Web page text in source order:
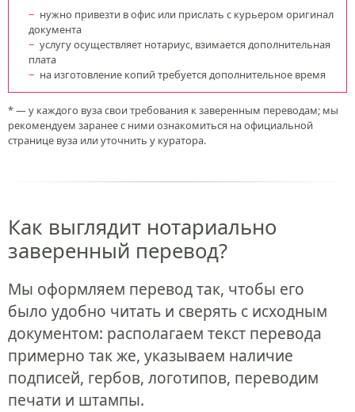
нужно привезти в офис или прислать с курьером оригинал
документа
услугу осуществляет нотариус, взимается дополнительная
плата
на изготовление копий требуется дополнительное время
* — у каждого вуза свои требования к заверенным переводам; мы
рекомендуем заранее с ними ознакомиться на официальной
странице вуза или уточнить у куратора.
Как выглядит нотариально
заверенный перевод?
Мы оформляем перевод так, чтобы его
было удобно читать и сверять с исходным
документом: располагаем текст перевода
примерно так же, указываем наличие
подписей, гербов, логотипов, переводим
печати и штампы.